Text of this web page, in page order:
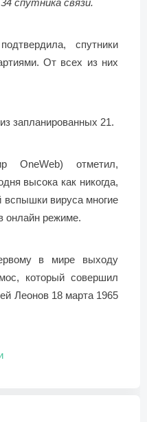
спутники
От всех из них
запланированных 21.
OneWeb) отметил,
высока как никогда,
вспышки вируса многие
онлайн режиме.
в мире выходу
который совершил
Леонов 18 марта 1965